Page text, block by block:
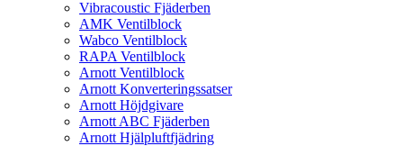
Vibracoustic Fjäderben
AMK Ventilblock
Wabco Ventilblock
RAPA Ventilblock
Arnott Ventilblock
Arnott Konverteringssatser
Arnott Höjdgivare
Arnott ABC Fjäderben
Arnott Hjälpluftfjädring